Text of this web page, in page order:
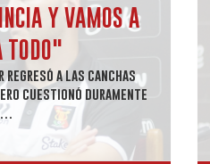
Y VAMOS A
TODO"
regresó a las canchas
cuestionó duramente